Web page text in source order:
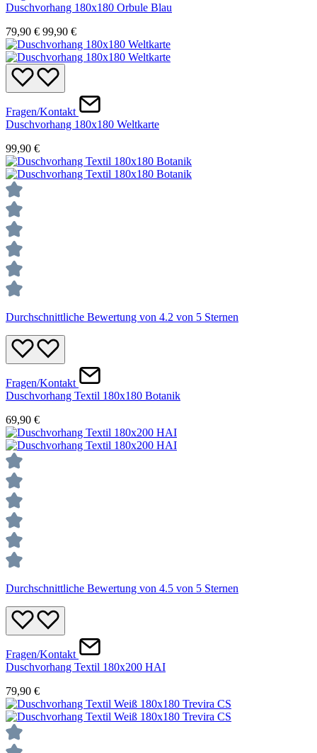
Duschvorhang 180x180 Orbule Blau
79,90 € 99,90 €
Fragen/Kontakt
Duschvorhang 180x180 Weltkarte
99,90 €
Durchschnittliche Bewertung von 4.2 von 5 Sternen
Fragen/Kontakt
Duschvorhang Textil 180x180 Botanik
69,90 €
Durchschnittliche Bewertung von 4.5 von 5 Sternen
Fragen/Kontakt
Duschvorhang Textil 180x200 HAI
79,90 €